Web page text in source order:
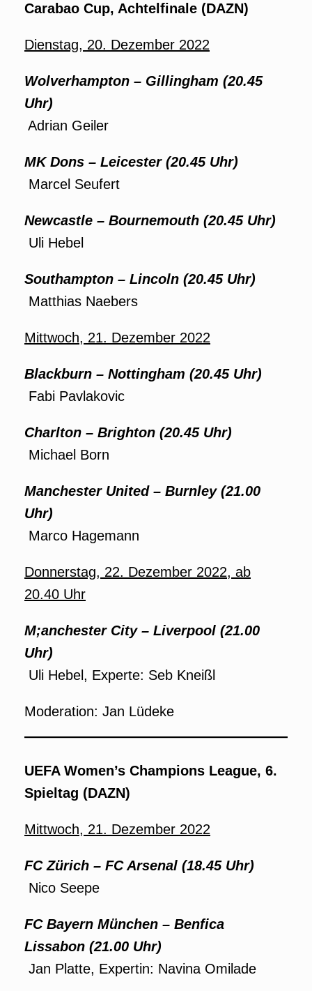
Carabao Cup, Achtelfinale (DAZN)
Dienstag, 20. Dezember 2022
Wolverhampton – Gillingham (20.45
Uhr)
Adrian Geiler
MK Dons – Leicester(20.45 Uhr)
Marcel Seufert
Newcastle – Bournemouth (20.45 Uhr)
Uli Hebel
Southampton – Lincoln (20.45 Uhr)
Matthias Naebers
Mittwoch, 21. Dezember 2022
Blackburn – Nottingham (20.45 Uhr)
Fabi Pavlakovic
Charlton – Brighton (20.45 Uhr)
Michael Born
Manchester United – Burnley (21.00
Uhr)
Marco Hagemann
Donnerstag, 22. Dezember 2022, ab
20.40 Uhr
M;anchester City – Liverpool (21.00
Uhr)
Uli Hebel, Experte: Seb Kneißl
Moderation: Jan Lüdeke
UEFA Women’s Champions League, 6.
Spieltag (DAZN)
Mittwoch, 21. Dezember 2022
FC Zürich – FC Arsenal (18.45 Uhr)
Nico Seepe
FC Bayern München – Benfica
Lissabon (21.00 Uhr)
Jan Platte, Expertin: Navina Omilade